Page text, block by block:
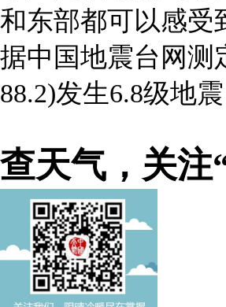
和东部都可以感受
据中国地震台网测
88.2)发生6.8级地
查天气，关注